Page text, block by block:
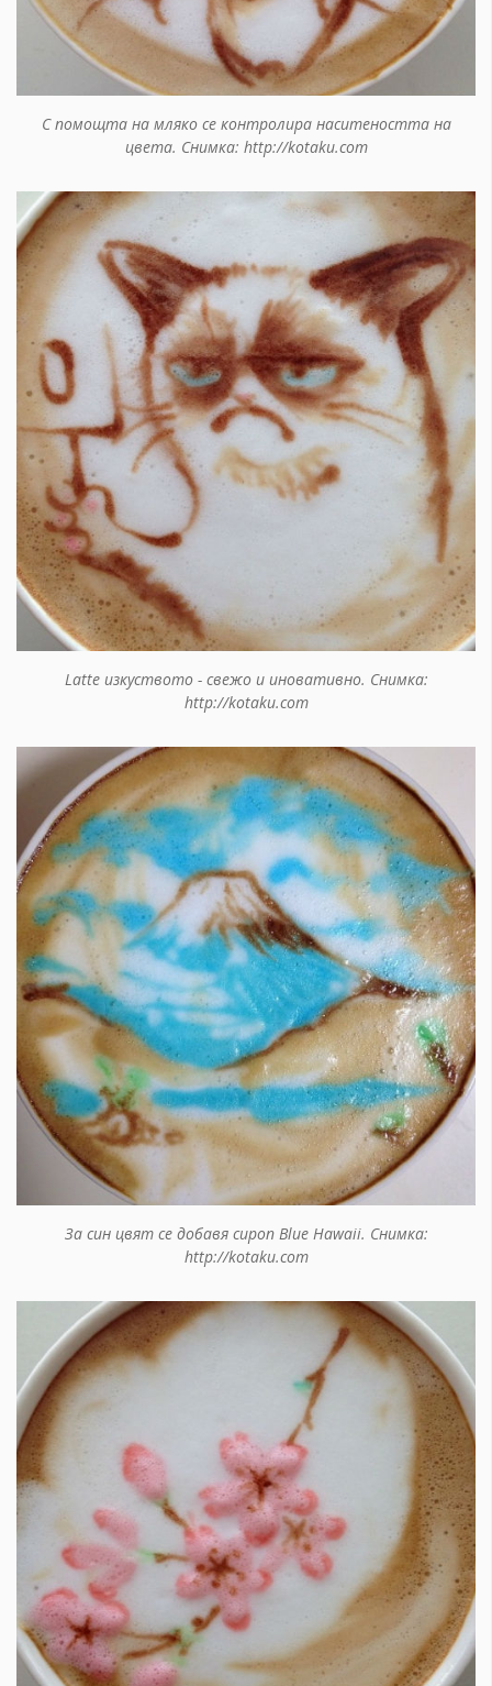
С помощта на мляко се контролира наситеността на
цвета. Снимка: http://kotaku.com
Latte изкуството - свежо и иновативно. Снимка:
http://kotaku.com
За син цвят се добавя сироп Blue Hawaii. Снимка:
http://kotaku.com